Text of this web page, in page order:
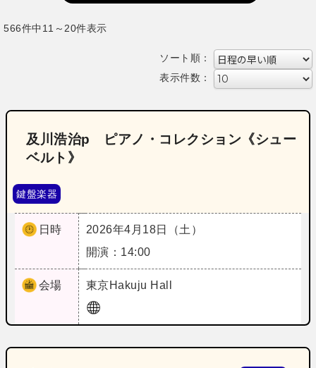
566件中11～20件表示
ソート順：
表示件数：
及川浩治p ピアノ・コレクション《シュー
ベルト》
鍵盤楽器
日時
2026年4月18日（土）
開演：14:00
会場 東京Hakuju Hall